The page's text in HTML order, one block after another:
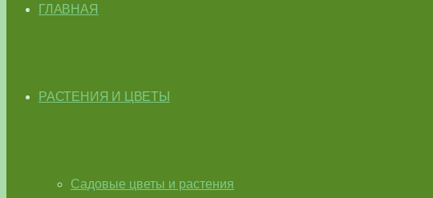
ГЛАВНАЯ
РАСТЕНИЯ И ЦВЕТЫ
Садовые цветы и растения